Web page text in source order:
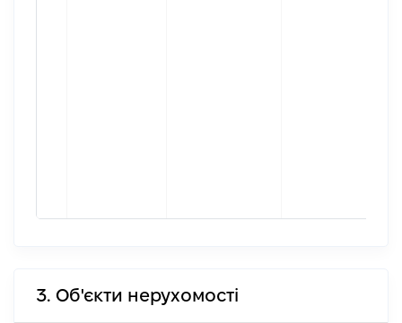
3. Об'єкти нерухомості